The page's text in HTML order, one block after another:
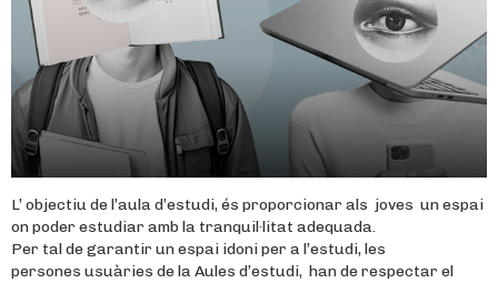
L’ objectiu de l’aula d’estudi, és proporcionar als joves un espai
on poder estudiar amb la tranquil·litat adequada.
Per tal de garantir un espai idoni per a l’estudi, les
persones usuàries de la Aules d’estudi, han de respectar el